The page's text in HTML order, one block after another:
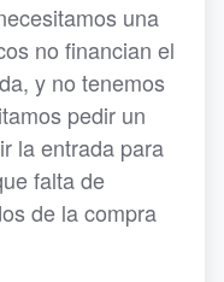
una
no financian el
y no tenemos
pedir un
la entrada para
falta de
de la compra